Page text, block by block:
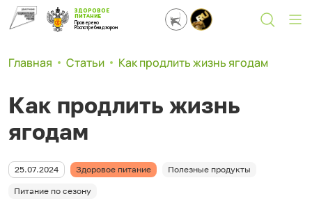
ЗДОРОВОЕ
ПИТАНИЕ
Проверено
Роспотребнадзором
Главная Статьи Как продлить жизнь ягодам
Как продлить жизнь
ягодам
25.07.2024 Здоровое питание Полезные продукты
Питание по сезону